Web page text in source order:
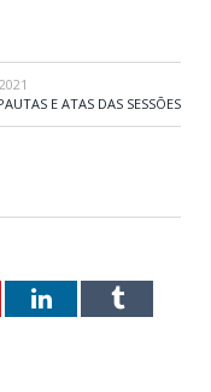
E ATAS DAS SESSÕES
LinkedInTumblr